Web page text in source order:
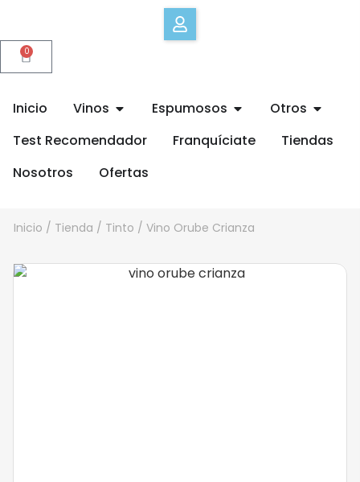
0
Inicio Vinos Espumosos
Otros
Test Recomendador
Franquíciate
Tiendas
Nosotros
Ofertas
Inicio / Tienda / Tinto / Vino Orube Crianza